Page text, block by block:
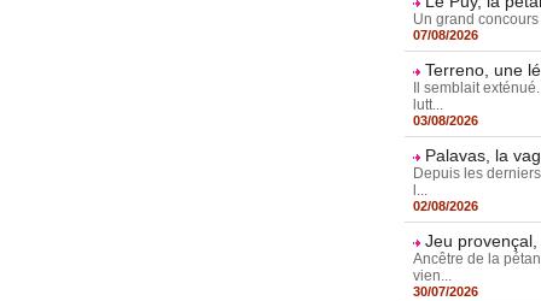
Un grand
07/08/2026
Terreno, une
Il semblait
lutt...
03/08/2026
Palavas, la
Depuis les
l...
02/08/2026
Jeu
Ancêtre de la
vien...
30/07/2026